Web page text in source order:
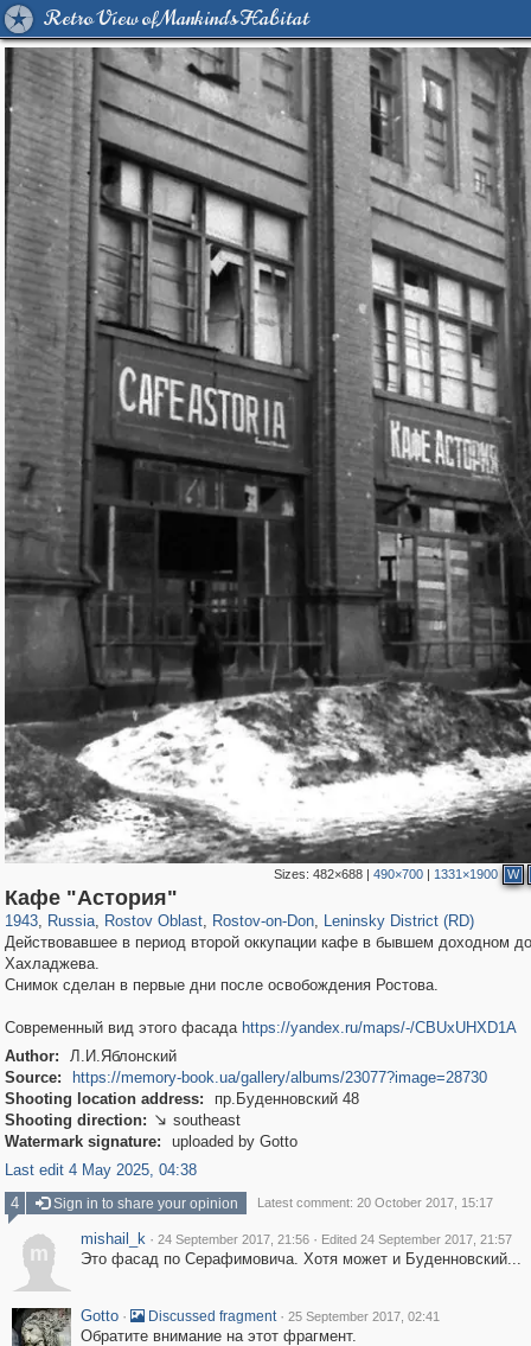
Retro View of Mankind's Habitat
Sizes:482×688 |490×700 | 1331×1900 W
Кафе "Астория"
1943, Russia
1,407,328 29,248
, Rostov Oblast
31,027 475
, Rostov-on-Don, Leninsky District (RD)
Действовавшее в период второй оккупации кафе в бывшем доходном
Хахладжева.
Снимок сделан в первые дни после освобождения Ростова.
Современный вид этого фасада https://yandex.ru/maps/-/CBUxUHXD1A
Author:
Л.И.Яблонский
Source:
https://memory-book.ua/gallery/albums/23077?image=28730
Shooting location address:
пр.Буденновский 48
Shooting direction:  southeast
Watermark signature:
uploaded by Gotto
Last edit 4 May 2025, 04:38
4
Sign in to share your opinion Latest comment: 20 October 2017, 15:17
m
mishail_k · 24 September 2017, 21:56 · Edited 24 September 2017, 21:57
Это фасад по Серафимовича. Хотя может и Буденновский...
Gotto · Discussed fragment · 25 September 2017, 02:41
Обратите внимание на этот фрагмент.